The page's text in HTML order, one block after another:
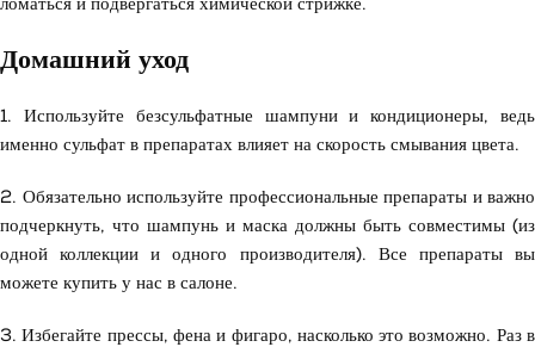
ломаться и подвергаться химической стрижке.
Домашний уход
1. Используйте безсульфатные шампуни и кондиционеры, ведь
именно сульфат в препаратах влияет на скорость смывания цвета.
2. Обязательно используйте профессиональные препараты и важно
подчеркнуть, что шампунь и маска должны быть совместимы (из
одной коллекции и одного производителя). Все препараты вы
можете купить у нас в салоне.
3. Избегайте прессы, фена и фигаро, насколько это возможно. Раз в